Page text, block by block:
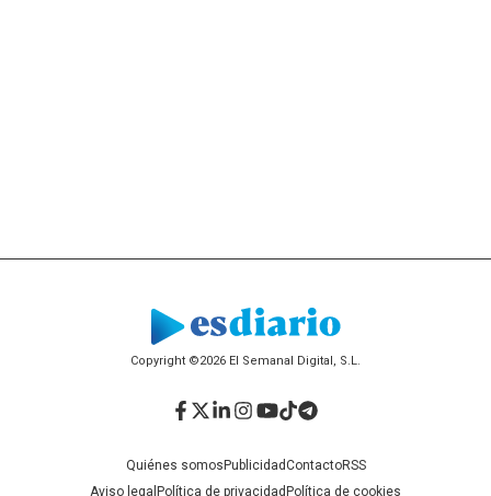
Copyright ©2026 El Semanal Digital, S.L.
Quiénes somosPublicidadContactoRSS
Aviso legal Política de privacidadPolítica de cookies
Facebook
Twitter
LinkedIn
Instagram
YouTube
TikTok
Telegram